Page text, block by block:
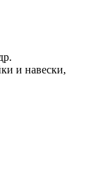
и навески,